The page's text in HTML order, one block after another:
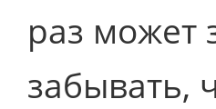
раз может
забывать,